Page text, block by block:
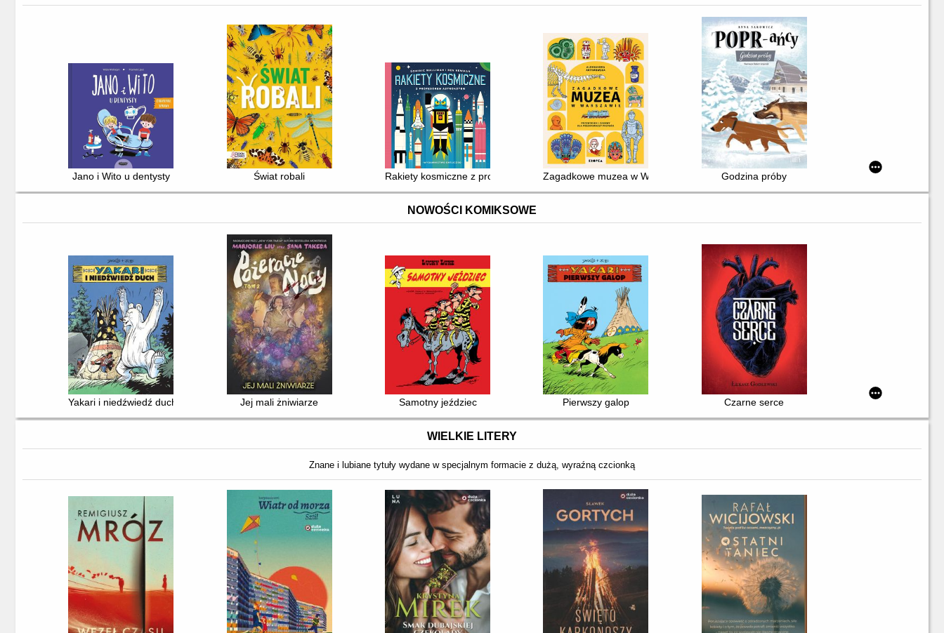
Jano i Wito u dentysty Świat robali Rakiety kosmiczne z profesorem AstrokotemZagadkowe muzea w Warszawie : przewodnik i zabawy dla poszukiwaczy przygód
Godzina próby
NOWOŚCI KOMIKSOWE
Yakari i niedźwiedź duch Jej mali żniwiarze Samotny jeździec Pierwszy galop Czarne serce
WIELKIE LITERY
Znane i lubiane tytuły wydane w specjalnym formacie z dużą, wyraźną czcionką